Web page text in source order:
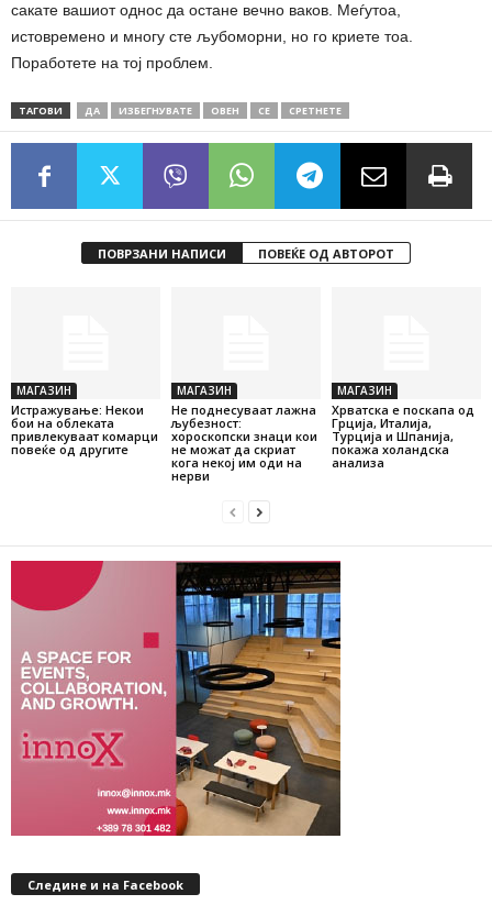
сакате вашиот однос да остане вечно ваков. Меѓутоа,
истовремено и многу сте љубоморни, но го криете тоа.
Поработете на тој проблем.
ТАГОВИ ДА ИЗБЕГНУВАТЕ ОВЕН СЕ СРЕТНЕТЕ
ПОВРЗАНИ НАПИСИ ПОВЕЌЕ ОД АВТОРОТ
МАГАЗИН
Истражување: Некои
бои на облеката
привлекуваат комарци
повеќе од другите
МАГАЗИН
Не поднесуваат лажна
љубезност:
хороскопски знаци кои
не можат да скриат
кога некој им оди на
нерви
МАГАЗИН
Хрватска е поскапа од
Грција, Италија,
Турција и Шпанија,
покажа холандска
анализа
Следине и на Facebook